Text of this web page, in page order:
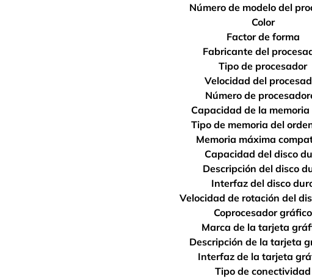
Número de modelo del
Color
Factor de forma
Fabricante del
Tipo de procesador
Velocidad del
Número de
Capacidad de la memoria
Tipo de memoria del
Memoria máxima
Capacidad del disco
Descripción del disco
Interfaz del disco
Velocidad de rotación del
Coprocesador gráfico
Marca de la tarjeta
Descripción de la tarjeta
Interfaz de la tarjeta
Tipo de conectividad